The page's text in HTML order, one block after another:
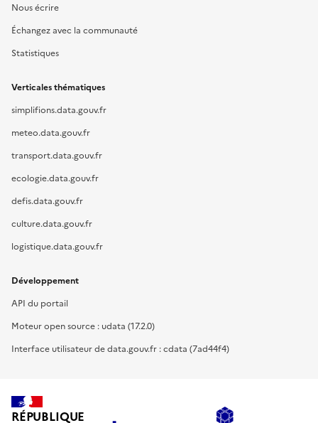
Nous écrire
Échangez avec la communauté
Statistiques
Verticales thématiques
simplifions.data.gouv.fr
meteo.data.gouv.fr
transport.data.gouv.fr
ecologie.data.gouv.fr
defis.data.gouv.fr
culture.data.gouv.fr
logistique.data.gouv.fr
Développement
API du portail
Moteur open source : udata (17.2.0)
Interface utilisateur de data.gouv.fr : cdata (7ad44f4)
RÉPUBLIQUE